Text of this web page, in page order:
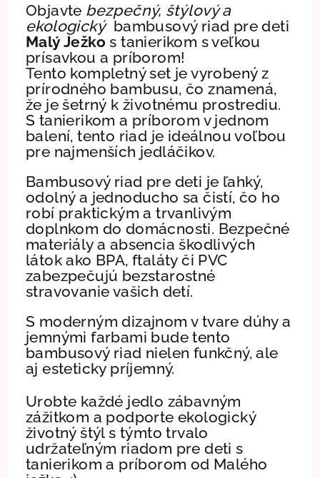
Objavte bezpečný, štýlový a
ekologickýbambusový riad pre deti
Malý Ježko s tanierikom s veľkou
prísavkou a príborom!
Tento kompletný set je vyrobený z
prírodného bambusu, čo znamená,
že je šetrný k životnému prostrediu.
S tanierikom a príborom v jednom
balení, tento riad je ideálnou voľbou
pre najmenších jedláčikov.
Bambusový riad pre deti je ľahký,
odolný a jednoducho sa čistí, čo ho
robí praktickým a trvanlivým
doplnkom do domácnosti. Bezpečné
materiály a absencia škodlivých
látok ako BPA, ftaláty či PVC
zabezpečujú bezstarostné
stravovanie vašich detí.
S moderným dizajnom v tvare dúhy a
jemnými farbami bude tento
bambusový riad nielen funkčný, ale
aj esteticky príjemný.
Urobte každé jedlo zábavným
zážitkom a podporte ekologický
životný štýl s týmto trvalo
udržateľným riadom pre deti s
tanierikom a príborom od Malého